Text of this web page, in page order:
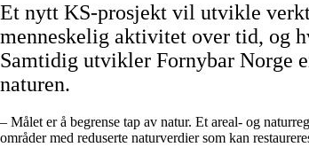
Et nytt KS-prosjekt vil utvikle
menneskelig aktivitet over tid, og
Samtidig utvikler Fornybar Norge
naturen.
– Målet er å begrense tap av natur. Et areal- og
områder med reduserte naturverdier som kan